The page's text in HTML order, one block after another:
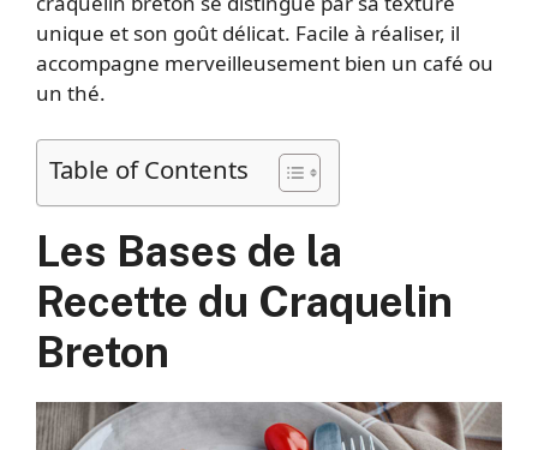
unique et son goût délicat. Facile à réaliser, il
accompagne merveilleusement bien un café ou
un thé.
Table of Contents
Les Bases de la
Recette du Craquelin
Breton